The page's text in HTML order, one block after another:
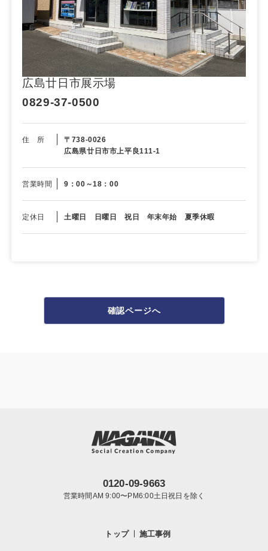
広島廿日市展示場
0829-37-0500
住 所
〒738-0026
広島県廿日市市上平良111-1
営業時間 9：00～18：00
定休日 土曜日 日曜日 祝日 年末年始 夏季休暇
確認ページへ
0120-09-9663
営業時間AM 9:00〜PM6:00土日祝日を除く
トップ 施工事例